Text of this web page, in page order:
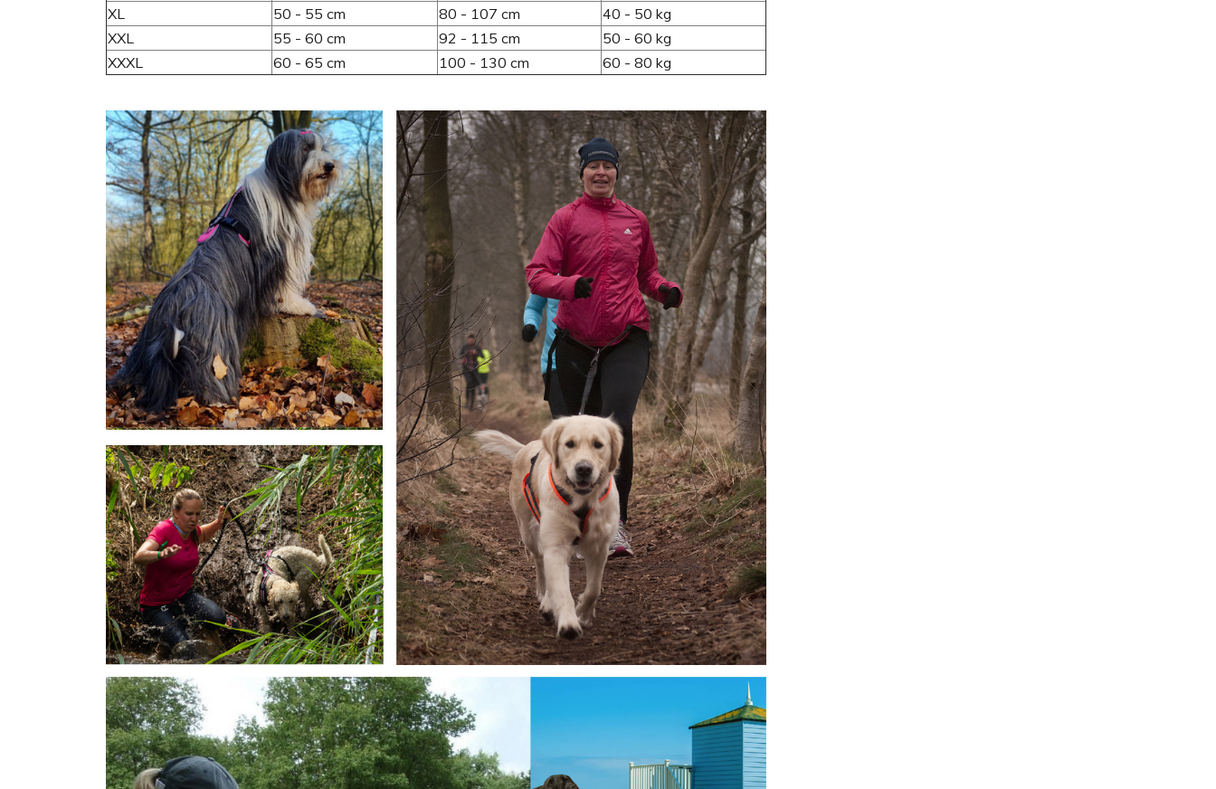
XL
50 - 55 cm 80 - 107 cm
40 - 50 kg
XXL
55 - 60 cm 92 - 115 cm
50 - 60 kg
XXXL
60 - 65 cm 100 - 130 cm 60 - 80 kg